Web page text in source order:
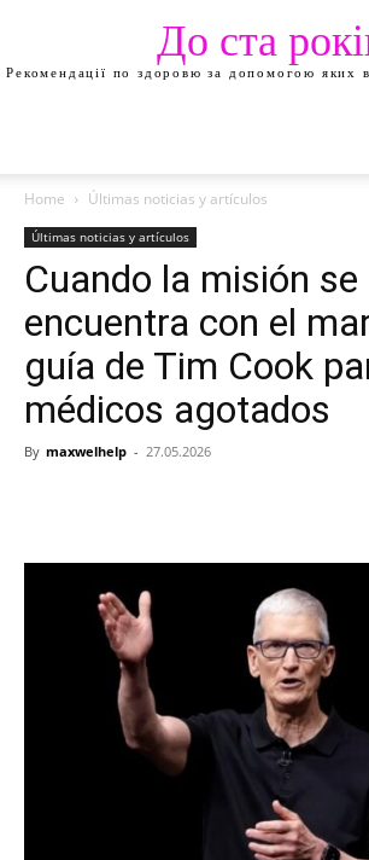
До ста
Рекомендації по здоровю за допомогою яких
Home Últimas noticias y artículos
Últimas noticias y artículos
Cuando la misión se
encuentra con el
guía de Tim Cook
médicos agotados
By maxwelhelp - 27.05.2026